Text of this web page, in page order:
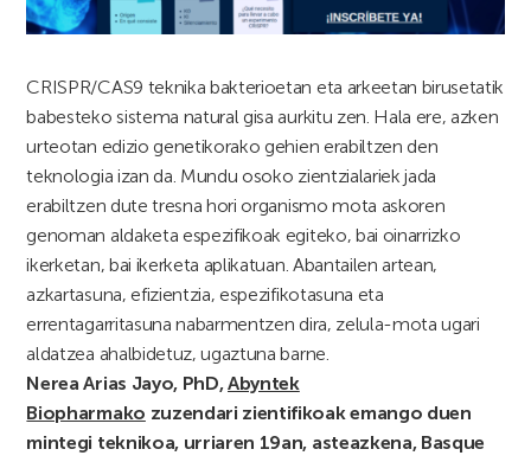
CRISPR/CAS9 teknika bakterioetan eta arkeetan birusetatik
babesteko sistema natural gisa aurkitu zen. Hala ere, azken
urteotan edizio genetikorako gehien erabiltzen den
teknologia izan da. Mundu osoko zientzialariek jada
erabiltzen dute tresna hori organismo mota askoren
genoman aldaketa espezifikoak egiteko, bai oinarrizko
ikerketan, bai ikerketa aplikatuan. Abantailen artean,
azkartasuna, efizientzia, espezifikotasuna eta
errentagarritasuna nabarmentzen dira, zelula-mota ugari
aldatzea ahalbidetuz, ugaztuna barne.
Nerea Arias Jayo, PhD,Abyntek
Biopharmako zuzendari zientifikoak emango duen
mintegi teknikoa, urriaren 19an, asteazkena, Basque